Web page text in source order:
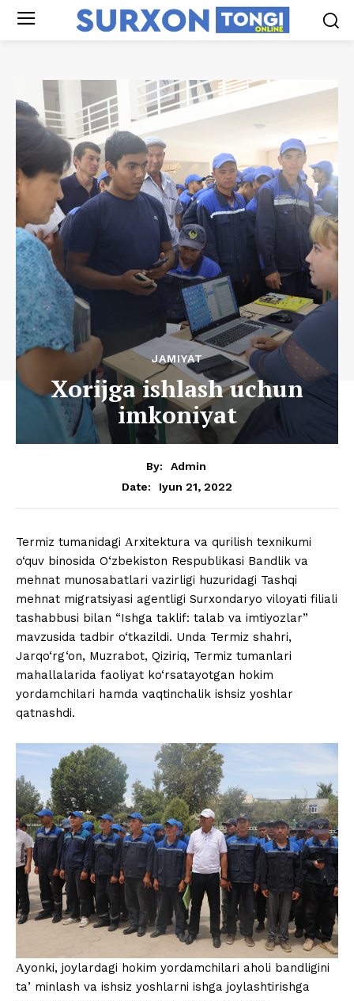
JAMIYAT
Xorijga ishlash uchun
imkoniyat
By:
Admin
Date:
Iyun 21, 2022
Termiz tumanidagi Аrxitektura va qurilish texnikumi
o‘quv binosida O‘zbekiston Respublikasi Bandlik va
mehnat munosabatlari vazirligi huzuridagi Tashqi
mehnat migratsiyasi agentligi Surxondaryo viloyati filiali
tashabbusi bilan “Ishga taklif: talab va imtiyozlar”
mavzusida tadbir o‘tkazildi. Unda Termiz shahri,
Jarqo‘rg‘on, Muzrabot, Qiziriq, Termiz tumanlari
mahallalarida faoliyat ko‘rsatayotgan hokim
yordamchilari hamda vaqtinchalik ishsiz yoshlar
qatnashdi.
Аyonki, joylardagi hokim yordamchilari aholi bandligini
taʼminlash va ishsiz yoshlarni ishga joylashtirishga